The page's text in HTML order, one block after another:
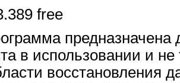
free
в использовании и
восстановления